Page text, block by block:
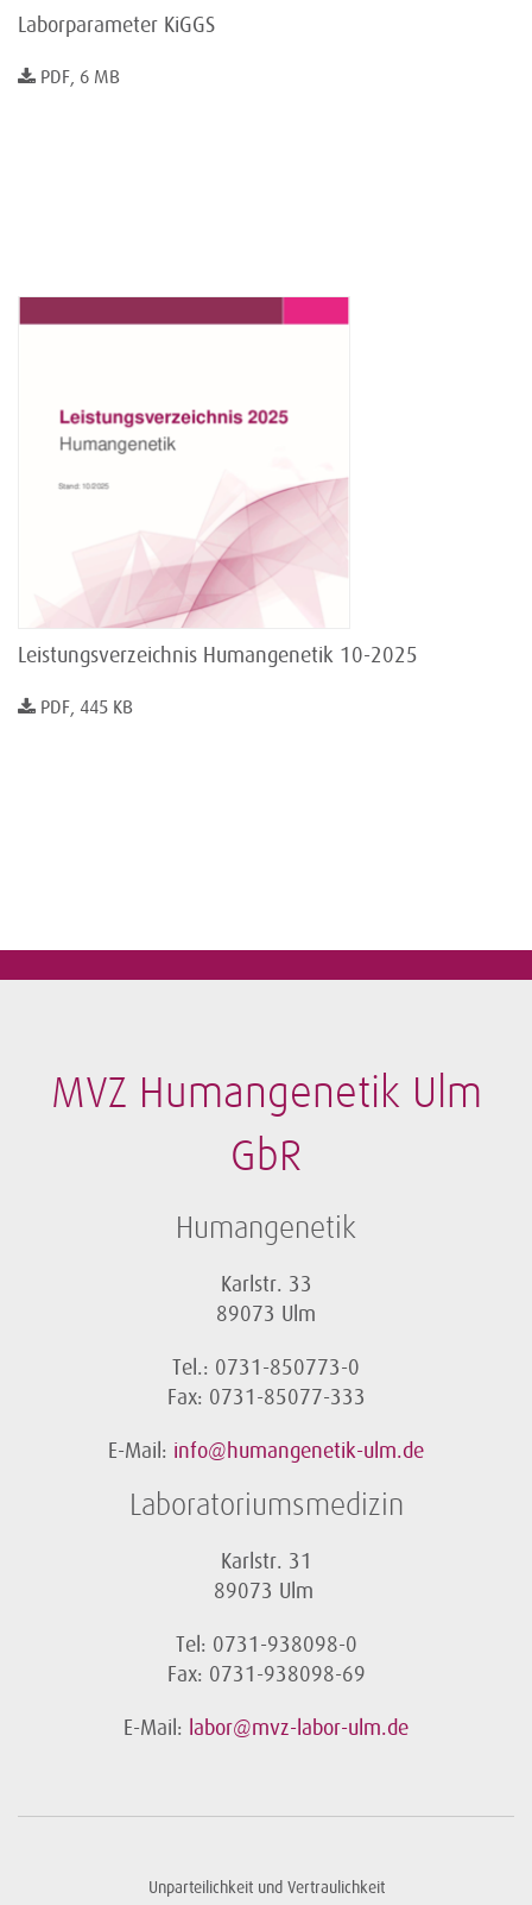
Laborparameter KiGGS
PDF, 6 MB
Leistungsverzeichnis Humangenetik 10-2025
PDF, 445 KB
MVZ Humangenetik Ulm
GbR
Humangenetik
Karlstr. 33
89073 Ulm
Tel.: 0731-850773-0
Fax: 0731-85077-333
E-Mail: info@humangenetik-ulm.de
Laboratoriumsmedizin
Karlstr. 31
89073 Ulm
Tel: 0731-938098-0
Fax: 0731-938098-69
E-Mail: labor@mvz-labor-ulm.de
Unparteilichkeit und Vertraulichkeit